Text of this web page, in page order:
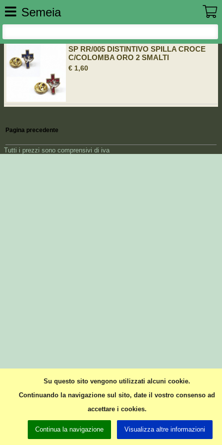
Su questo sito vengono utilizzati alcuni cookie.
Continuando la navigazione sul sito, date il vostro consenso ad
accettare i cookies.
Continua la navigazione Visualizza altre informazioni
Semeia
SP RR/005 DISTINTIVO SPILLA CROCE
C/COLOMBA ORO 2 SMALTI
€ 1,60
Pagina precedente
Tutti i prezzi sono comprensivi di iva